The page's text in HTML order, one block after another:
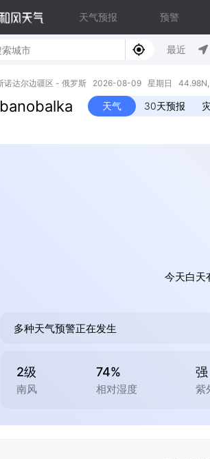
天气预报 预警
最近
诺达尔边疆区 - 俄罗斯 2026-08-09 星期日 44.98N,
天气 30天预报
今天白天
多种天气预警正在发生
2级
南风
74%
相对湿度
强
紫